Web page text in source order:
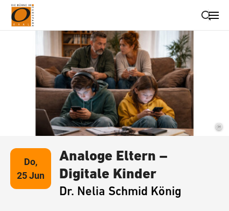
Suche schließen
Wegbeschreibung erhalten
©
Do,
25 Jun
Analoge Eltern –
Digitale Kinder
Dr. Nelia Schmid König